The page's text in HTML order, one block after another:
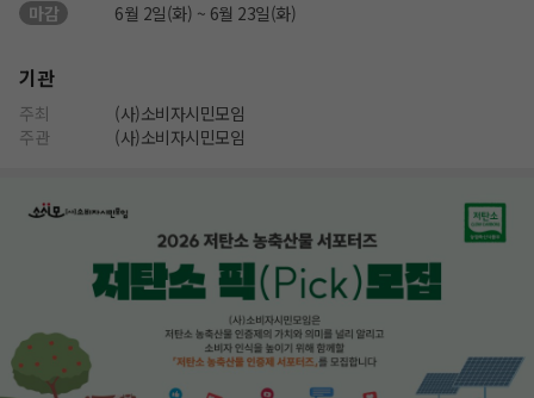
마감 6월 2일(화) ~ 6월 23일(화)
기관
주최
(사)소비자시민모임
주관
(사)소비자시민모임